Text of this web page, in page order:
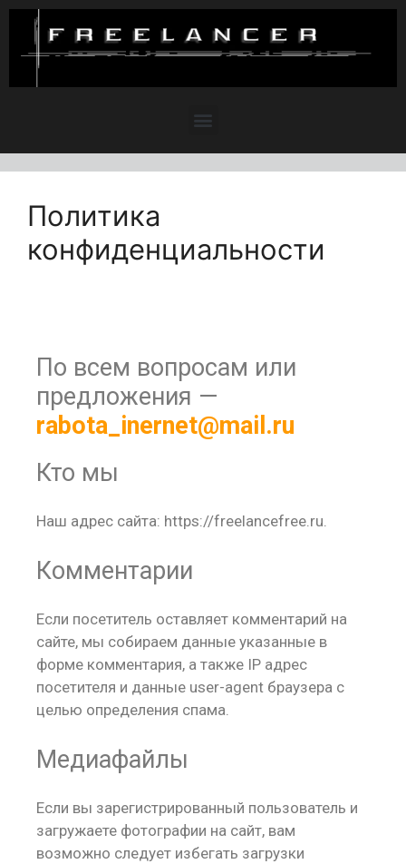
Политика
конфиденциальности
По всем вопросам или
предложения —
rabota_inernet@mail.ru
Кто мы
Наш адрес сайта: https://freelancefree.ru.
Комментарии
Если посетитель оставляет комментарий на
сайте, мы собираем данные указанные в
форме комментария, а также IP адрес
посетителя и данные user-agent браузера с
целью определения спама.
Медиафайлы
Если вы зарегистрированный пользователь и
загружаете фотографии на сайт, вам
возможно следует избегать загрузки